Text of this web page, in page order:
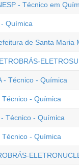
- Técnico em
Química
de Santa Maria
- Técnico - Química
Técnico - Química
Técnico - Química
Técnico - Química